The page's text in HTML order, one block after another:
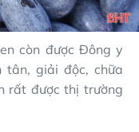
còn được Đông y
tân, giải độc, chữa
rất được thị trường